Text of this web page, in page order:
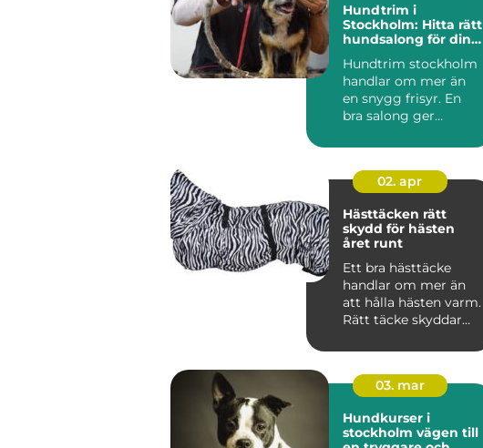
Hundtrim i
Stockholm: Hitta rätt
hundsalong för din
Hundtrim stockholm
handlar om mer än
en snygg frisyr. En
bra salong ger
02. apr
Hästtäcken rätt
skydd för hästen
året runt
Ett bra hästtäcke
handlar om mer än
att hålla hästen varm.
Rätt täcke skyddar
oc...
03. mar
Hundkurser i
stockholm vägen till